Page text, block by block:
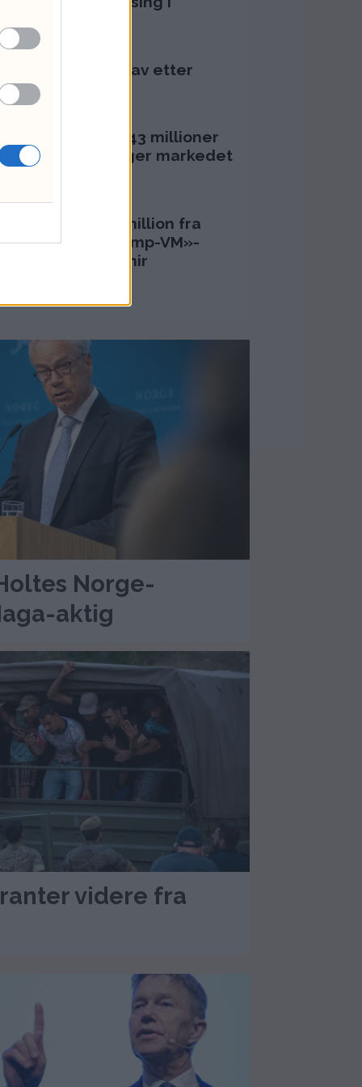
2026 - 14:37
aksje: Kan ta av etter
Iran-pause
2026 - 12:17
har brukt opp 143 millioner
olje – derfor følger markedet
topp fikk kvart million fra
House for «Trump-VM»-
– Rødts Mímir
Norge-
aktig
videre fra